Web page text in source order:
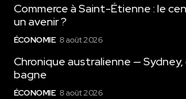
Commerce à Saint-Étienne : le
un avenir ?
ÉCONOMIE 8 août 2026
Chronique australienne —
bagne
ÉCONOMIE 8 août 2026